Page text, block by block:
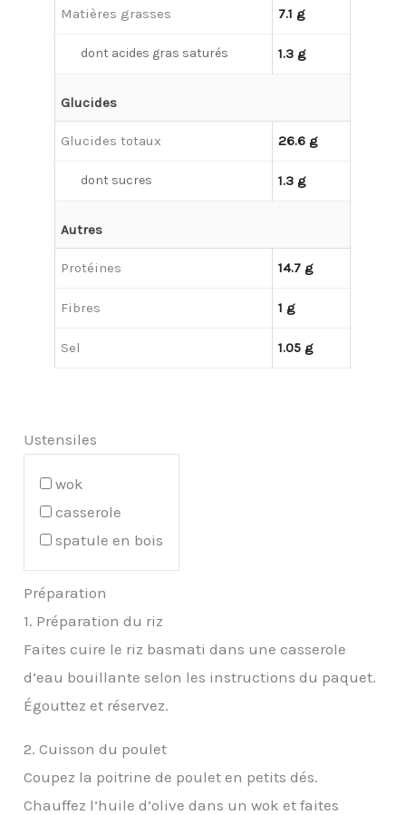
Matières grasses 7.1 g
dont acides gras saturés 1.3 g
Glucides
Glucides totaux 26.6 g
dont sucres 1.3 g
Autres
Protéines 14.7 g
Fibres 1 g
Sel 1.05 g
Ustensiles
wok
casserole
spatule en bois
Préparation
1. Préparation du riz
Faites cuire le riz basmati dans une casserole
d’eau bouillante selon les instructions du paquet.
Égouttez et réservez.
2. Cuisson du poulet
Coupez la poitrine de poulet en petits dés.
Chauffez l’huile d’olive dans un wok et faites